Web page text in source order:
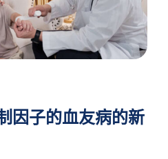
因子的血友病的新